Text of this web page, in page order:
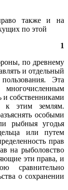
также и на
по этой
1
по древнему
и отдельный
Эта
и собственниками
к этим землям.
особыми
рыбныя угодья
или путем
прав
на рыболовство
эти права, и
сравнительно
о сохранении